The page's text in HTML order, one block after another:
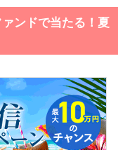
ンドで当たる！夏